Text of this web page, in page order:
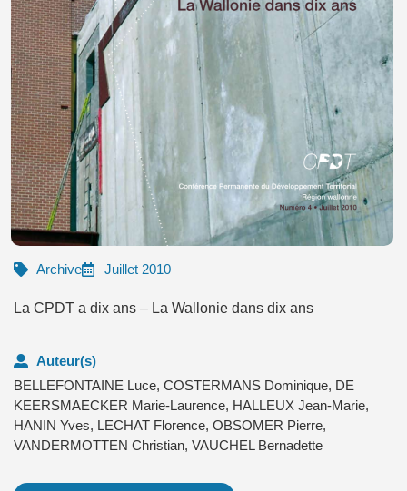
Archive Juillet 2010
La CPDT a dix ans – La Wallonie dans dix ans
Auteur(s)
BELLEFONTAINE Luce, COSTERMANS Dominique, DE
KEERSMAECKER Marie-Laurence, HALLEUX Jean-Marie,
HANIN Yves, LECHAT Florence, OBSOMER Pierre,
VANDERMOTTEN Christian, VAUCHEL Bernadette